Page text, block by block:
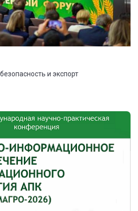
и экспорт